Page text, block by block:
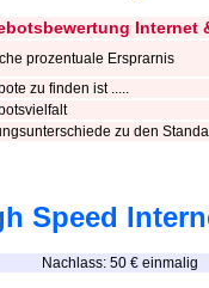
Internet
prozentuale Ersprarnis
zu finden ist .....
zu den
Speed
Nachlass: 50 € einmalig